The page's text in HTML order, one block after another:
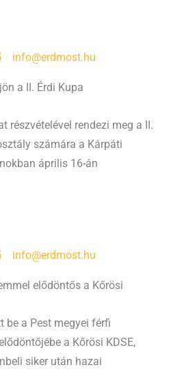
info@erdmost.hu
a II. Érdi Kupa
részvételével rendezi meg a II.
számára a Kárpáti
április 16-án
info@erdmost.hu
elődöntős a Kőrösi
be a Pest megyei férfi
a Kőrösi KDSE,
siker után hazai